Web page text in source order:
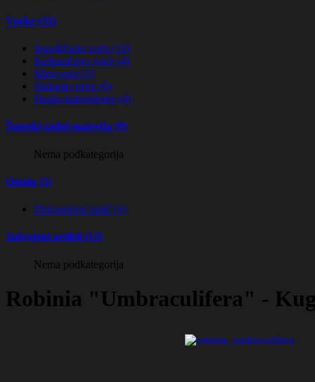
Voćke (31)
Jagodičasto voće (12)
Koštuničavo voće (4)
Mini voće (5)
Stubasto voće (6)
Duplo kalemljenje (4)
Šumski sadni materija (9)
Nema podkategorija
Ostalo (3)
Dekorativni malč (3)
Izdvojeni artikli (13)
Nema podkategorija
Robinia "Umbraculifera" -